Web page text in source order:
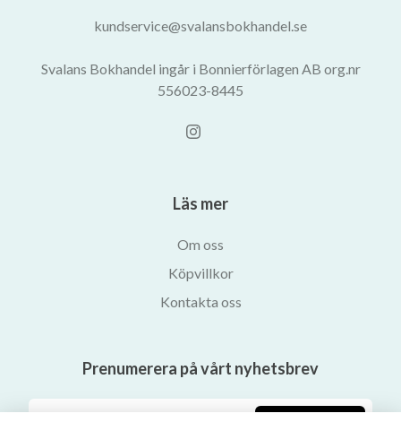
kundservice@svalansbokhandel.se
Svalans Bokhandel ingår i Bonnierförlagen AB org.nr
556023-8445
Läs mer
Om oss
Köpvillkor
Kontakta oss
Prenumerera på vårt nyhetsbrev